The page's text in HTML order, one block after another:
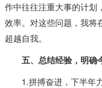
作中往往注重大事的计划
效率。对这些问题，我将
超越自我。
五、总结经验，明确
1.拼搏奋进，下半年力